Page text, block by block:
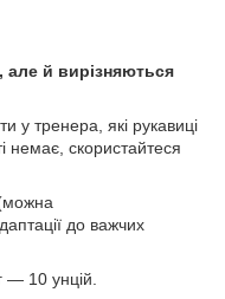
але й вирізняються
у тренера, які рукавиці
немає, скористайтеся
до важчих
— 10 унцій.